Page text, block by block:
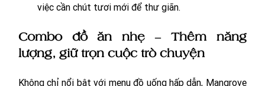
việc cần chút tươi mới để thư giãn.
Combo đồ ăn nhẹ – Thêm năng
lượng, giữ trọn cuộc trò chuyện
Không chỉ nổi bật với menu đồ uống hấp dẫn, Mangrove